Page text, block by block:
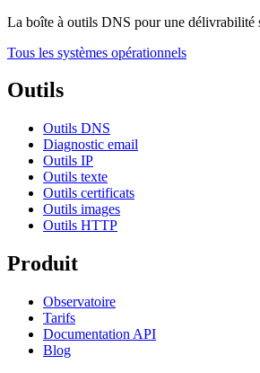
La boîte à outils DNS pour une délivrabilité
Tous les systèmes opérationnels
Outils
Outils DNS
Diagnostic email
Outils IP
Outils texte
Outils certificats
Outils images
Outils HTTP
Produit
Observatoire
Tarifs
Documentation API
Blog